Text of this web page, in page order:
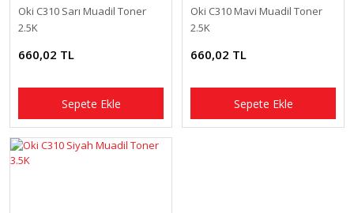
Oki C310 Sarı Muadil Toner
2.5K
660,02 TL
Sepete Ekle
Oki C310 Mavi Muadil Toner
2.5K
660,02 TL
Sepete Ekle